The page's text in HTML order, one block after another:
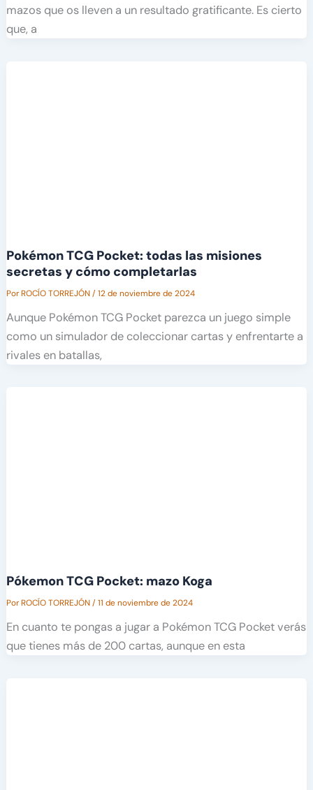
mazos que os lleven a un resultado gratificante. Es cierto
que, a
Pokémon TCG Pocket: todas las misiones
secretas y cómo completarlas
PorROCÍO TORREJÓN/12 de noviembre de 2024
Aunque Pokémon TCG Pocket parezca un juego simple
como un simulador de coleccionar cartas y enfrentarte a
rivales en batallas,
Pókemon TCG Pocket: mazo Koga
PorROCÍO TORREJÓN/11 de noviembre de 2024
En cuanto te pongas a jugar a Pokémon TCG Pocket verás
que tienes más de 200 cartas, aunque en esta